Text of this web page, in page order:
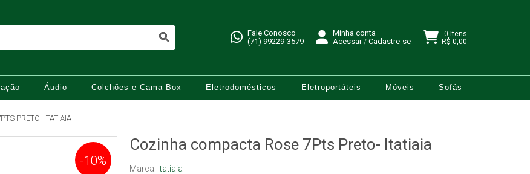
Fale Conosco
(71) 99229-3579
Minha conta
Acessar/ Cadastre-se
0 Itens
R$ 0,00
Áudio Colchões e Cama Box Eletrodomésticos Eletroportáteis Móveis Sofás
PRETO- ITATIAIA
-10%
Cozinha compacta Rose 7Pts Preto- Itatiaia
Marca: Itatiaia